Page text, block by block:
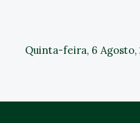
Quinta-feira, 6 Agosto,